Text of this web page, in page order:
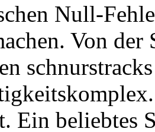
Null-
Von
Ein beliebtes